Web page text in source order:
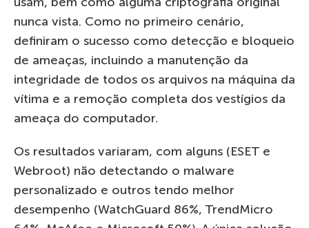
nunca vista. Como no primeiro cenário,
definiram o sucesso como detecção e bloqueio
de ameaças, incluindo a manutenção da
integridade de todos os arquivos na máquina da
vítima e a remoção completa dos vestígios da
ameaça do computador.
Os resultados variaram, com alguns (ESET e
Webroot) não detectando o malware
personalizado e outros tendo melhor
desempenho (WatchGuard 86%, TrendMicro